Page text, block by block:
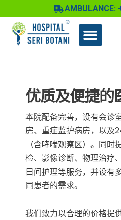
至
AMBULANCE:
优质及便捷的
本院配备完善，设有会诊
房、重症监护病房，以及
（含哮喘观察区）。同
检、影像诊断、物理治疗
日间护理等服务，并设有
同患者的需求。
我们致力以合理的价格提